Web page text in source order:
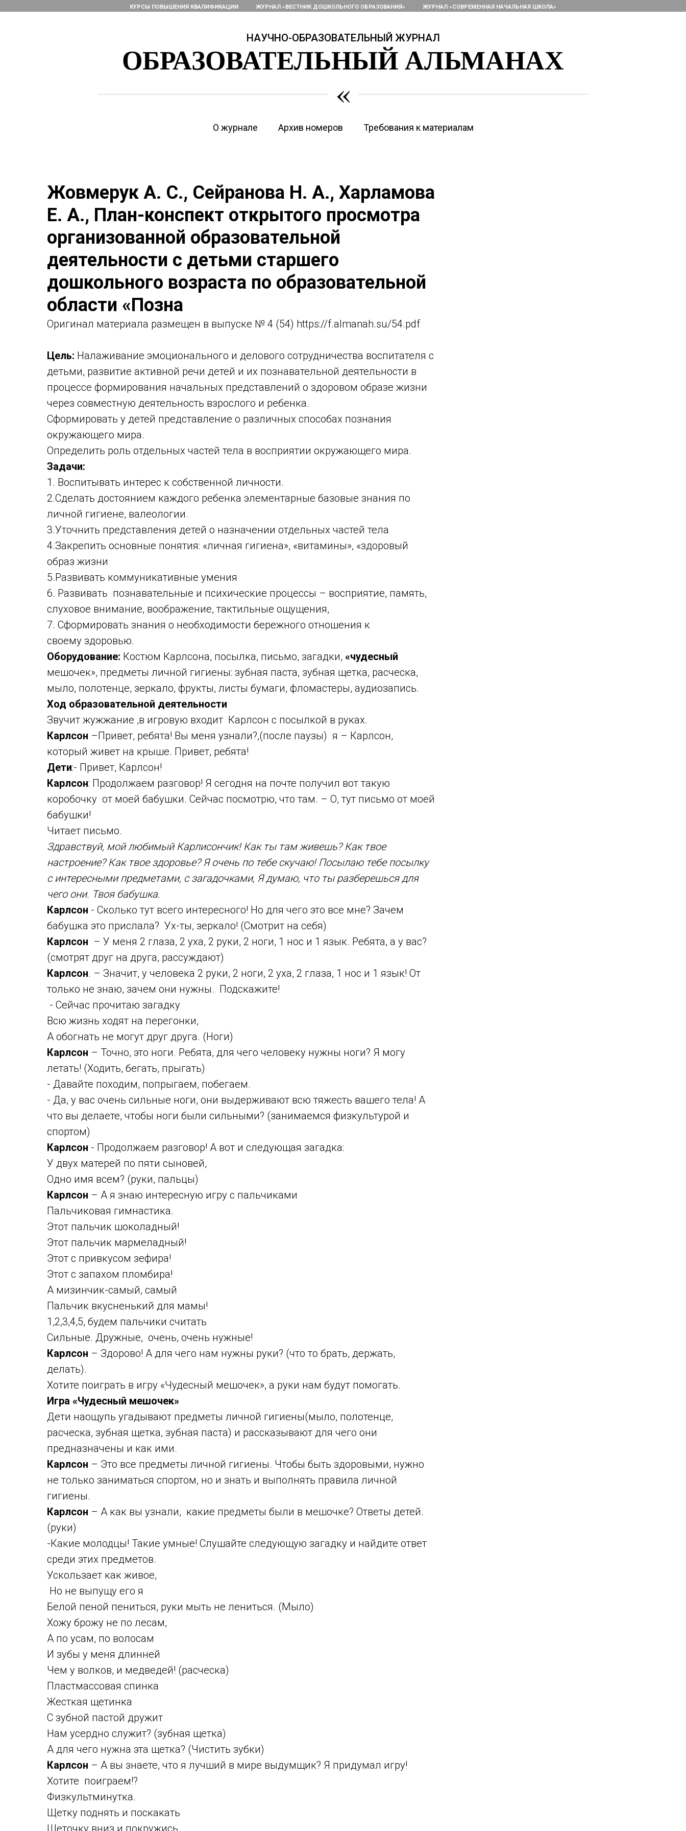
КУРСЫ ПОВЫШЕНИЯ КВАЛИФИКАЦИИ ЖУРНАЛ «ВЕСТНИК ДОШКОЛЬНОГО ОБРАЗОВАНИЯ» ЖУРНАЛ «СОВРЕМЕННАЯ НАЧАЛЬНАЯ ШКОЛА»
НАУЧНО-ОБРАЗОВАТЕЛЬНЫЙ ЖУРНАЛ
ОБРАЗОВАТЕЛЬНЫЙ АЛЬМАНАХ
«
О журнале Архив номеров Требования к материалам
Жовмерук А. С., Сейранова Н. А., Харламова
Е. А., План-конспект открытого просмотра
организованной образовательной
деятельности с детьми старшего
дошкольного возраста по образовательной
области «Позна
Оригинaл материала размещен в выпуске № 4 (54) https://f.almanah.su/54.pdf
Цель: Налаживание эмоционального и делового сотрудничества воспитателя с
детьми, развитие активной речи детей и их познавательной деятельности в
процессе формирования начальных представлений о здоровом образе жизни
через совместную деятельность взрослого и ребенка.
Сформировать у детей представление о различных способах познания
окружающего мира.
Определить роль отдельных частей тела в восприятии окружающего мира.
Задачи:
1. Воспитывать интерес к собственной личности.
2.Сделать достоянием каждого ребенка элементарные базовые знания по
личной гигиене, валеологии.
3.Уточнить представления детей о назначении отдельных частей тела
4.Закрепить основные понятия: «личная гигиена», «витамины», «здоровый
образ жизни
5.Развивать коммуникативные умения
6. Развивать познавательные и психические процессы – восприятие, память,
слуховое внимание, воображение, тактильные ощущения,
7. Сформировать знания о необходимости бережного отношения к
своему здоровью.
Оборудование: Костюм Карлсона, посылка, письмо, загадки, «чудесный
мешочек», предметы личной гигиены: зубная паста, зубная щетка, расческа,
мыло, полотенце, зеркало, фрукты, листы бумаги, фломастеры, аудиозапись.
Ход образовательной деятельности
Звучит жужжание ,в игровую входит Карлсон с посылкой в руках.
Карлсон –Привет, ребята! Вы меня узнали?,(после паузы) я – Карлсон,
который живет на крыше. Привет, ребята!
Дети:- Привет, Карлсон!
Карлсон: Продолжаем разговор! Я сегодня на почте получил вот такую
коробочку от моей бабушки. Сейчас посмотрю, что там. – О, тут письмо от моей
бабушки!
Читает письмо.
Здравствуй, мой любимый Карлисончик! Как ты там живешь? Как твое
настроение? Как твое здоровье? Я очень по тебе скучаю! Посылаю тебе посылку
с интересными предметами, с загадочками, Я думаю, что ты разберешься для
чего они. Твоя бабушка.
Карлсон - Сколько тут всего интересного! Но для чего это все мне? Зачем
бабушка это прислала? Ух-ты, зеркало! (Смотрит на себя)
Карлсон – У меня 2 глаза, 2 уха, 2 руки, 2 ноги, 1 нос и 1 язык. Ребята, а у вас?
(смотрят друг на друга, рассуждают)
Карлсон. – Значит, у человека 2 руки, 2 ноги, 2 уха, 2 глаза, 1 нос и 1 язык! От
только не знаю, зачем они нужны. Подскажите!
- Сейчас прочитаю загадку
Всю жизнь ходят на перегонки,
А обогнать не могут друг друга. (Ноги)
Карлсон – Точно, это ноги. Ребята, для чего человеку нужны ноги? Я могу
летать! (Ходить, бегать, прыгать)
- Давайте походим, попрыгаем, побегаем.
- Да, у вас очень сильные ноги, они выдерживают всю тяжесть вашего тела! А
что вы делаете, чтобы ноги были сильными? (занимаемся физкультурой и
спортом)
Карлсон - Продолжаем разговор! А вот и следующая загадка:
У двух матерей по пяти сыновей,
Одно имя всем? (руки, пальцы)
Карлсон – А я знаю интересную игру с пальчиками
Пальчиковая гимнастика.
Этот пальчик шоколадный!
Этот пальчик мармеладный!
Этот с привкусом зефира!
Этот с запахом пломбира!
А мизинчик-самый, самый
Пальчик вкусненький для мамы!
1,2,3,4,5, будем пальчики считать
Сильные. Дружные, очень, очень нужные!
Карлсон – Здорово! А для чего нам нужны руки? (что то брать, держать,
делать).
Хотите поиграть в игру «Чудесный мешочек», а руки нам будут помогать.
Игра «Чудесный мешочек»
Дети наощупь угадывают предметы личной гигиены(мыло, полотенце,
расческа, зубная щетка, зубная паста) и рассказывают для чего они
предназначены и как ими.
Карлсон – Это все предметы личной гигиены. Чтобы быть здоровыми, нужно
не только заниматься спортом, но и знать и выполнять правила личной
гигиены.
Карлсон – А как вы узнали, какие предметы были в мешочке? Ответы детей.
(руки)
-Какие молодцы! Такие умные! Слушайте следующую загадку и найдите ответ
среди этих предметов.
Ускользает как живое,
Но не выпущу его я
Белой пеной пениться, руки мыть не лениться. (Мыло)
Хожу брожу не по лесам,
А по усам, по волосам
И зубы у меня длинней
Чем у волков, и медведей! (расческа)
Пластмассовая спинка
Жесткая щетинка
С зубной пастой дружит
Нам усердно служит? (зубная щетка)
А для чего нужна эта щетка? (Чистить зубки)
Карлсон – А вы знаете, что я лучший в мире выдумщик? Я придумал игру!
Хотите поиграем!?
Физкультминутка.
Щетку поднять и поскакать
Щеточку вниз и покружись.